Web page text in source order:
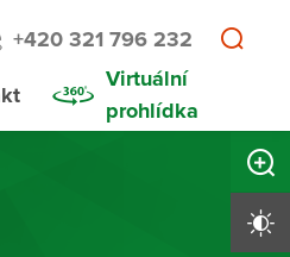
+420 321 796 232
Virtuální
prohlídka